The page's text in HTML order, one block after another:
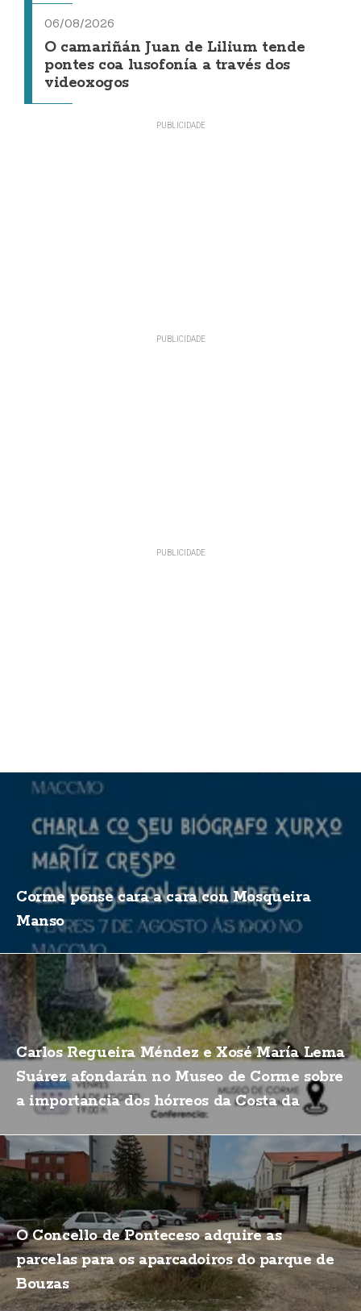
06/08/2026
O camariñán Juan de Lilium tende
pontes coa lusofonía a través dos
videoxogos
Corme ponse cara a cara con Mosqueira
Manso
Carlos Regueira Méndez e Xosé María Lema
Suárez afondarán no Museo de Corme sobre
a importancia dos hórreos da Costa da
O Concello de Ponteceso adquire as
parcelas para os aparcadoiros do parque de
Bouzas